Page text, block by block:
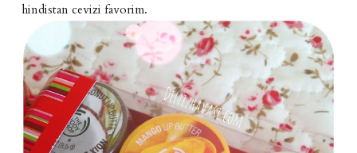
hindistan cevizi favorim.